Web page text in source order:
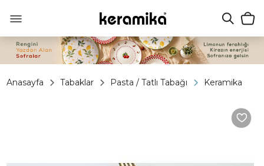
Anasayfa Tabaklar Pasta / Tatlı Tabağı Keramika